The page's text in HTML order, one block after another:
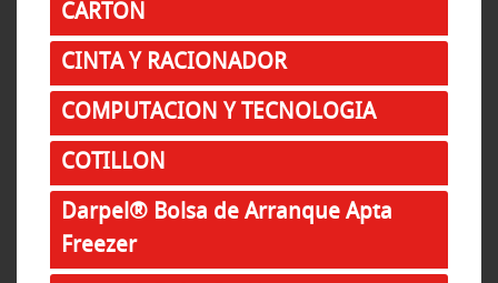
CARTON
CINTA Y RACIONADOR
COMPUTACION Y TECNOLOGIA
COTILLON
Darpel® Bolsa de Arranque Apta
Freezer